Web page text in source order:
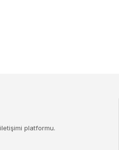
platformu.